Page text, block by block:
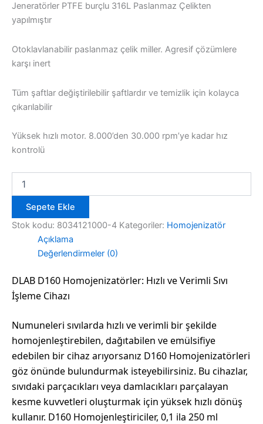
Jeneratörler PTFE burçlu 316L Paslanmaz Çelikten
yapılmıştır
Otoklavlanabilir paslanmaz çelik miller. Agresif çözümlere
karşı inert
Tüm şaftlar değiştirilebilir şaftlardır ve temizlik için kolayca
çıkarılabilir
Yüksek hızlı motor. 8.000’den 30.000 rpm’ye kadar hız
kontrolü
D160
Güvenilir
geliştirme
sınıf
rotor
adet
Sepete Ekle
Stok kodu: 8034121000-4 Kategoriler: Homojenizatör
Açıklama
Değerlendirmeler (0)
DLAB D160 Homojenizatörler: Hızlı ve Verimli Sıvı
İşleme Cihazı
Numuneleri sıvılarda hızlı ve verimli bir şekilde
homojenleştirebilen, dağıtabilen ve emülsifiye
edebilen bir cihaz arıyorsanız D160 Homojenizatörleri
göz önünde bulundurmak isteyebilirsiniz. Bu cihazlar,
sıvıdaki parçacıkları veya damlacıkları parçalayan
kesme kuvvetleri oluşturmak için yüksek hızlı dönüş
kullanır. D160 Homojenleştiriciler, 0,1 ila 250 ml